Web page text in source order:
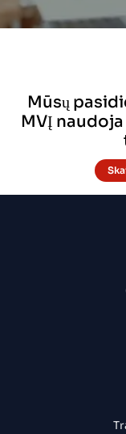
Mūsų
MVĮ